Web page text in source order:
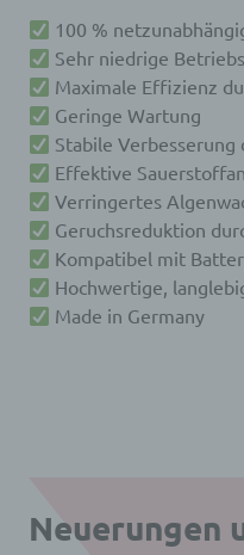
100 %
Sehr niedrige
Maximale Effizienz
Geringe Wartung
Stabile
Effektive
Verringertes
Geruchsreduktion
Kompatibel mit
Hochwertige,
Made in Germany
Neuerungen